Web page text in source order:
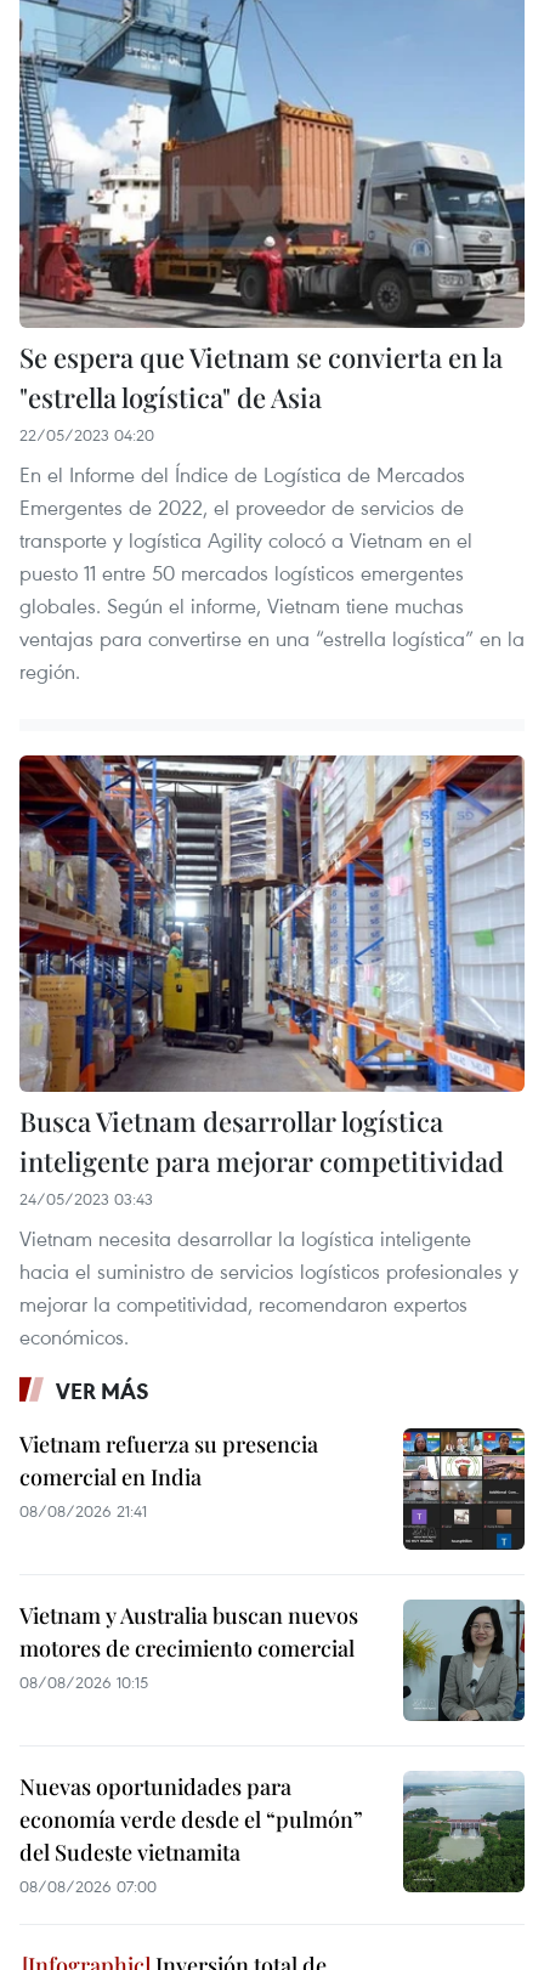
Se espera que Vietnam se convierta en la
"estrella logística" de Asia
22/05/2023 04:20
En el Informe del Índice de Logística de Mercados
Emergentes de 2022, el proveedor de servicios de
transporte y logística Agility colocó a Vietnam en el
puesto 11 entre 50 mercados logísticos emergentes
globales. Según el informe, Vietnam tiene muchas
ventajas para convertirse en una “estrella logística” en la
región.
Busca Vietnam desarrollar logística
inteligente para mejorar competitividad
24/05/2023 03:43
Vietnam necesita desarrollar la logística inteligente
hacia el suministro de servicios logísticos profesionales y
mejorar la competitividad, recomendaron expertos
económicos.
VER MÁS
Vietnam refuerza su presencia
comercial en India
08/08/2026 21:41
Vietnam y Australia buscan nuevos
motores de crecimiento comercial
08/08/2026 10:15
Nuevas oportunidades para
economía verde desde el “pulmón”
del Sudeste vietnamita
08/08/2026 07:00